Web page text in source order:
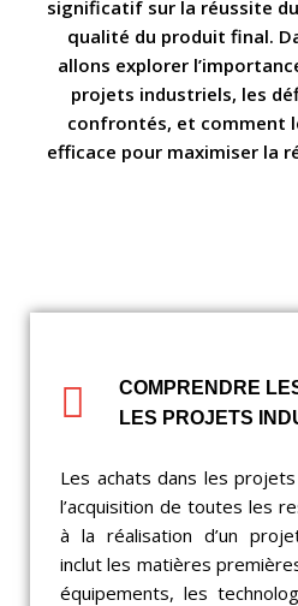
significatif sur la réussite
qualité du produit final.
allons explorer
projets industriels, les
confrontés, et comment
efficace pour maximiser la
COMPRENDRE
LES PROJETS
Les achats dans les
l’acquisition de toutes les
à la réalisation d’un
inclut les matières
équipements, les